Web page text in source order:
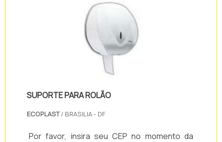
a tampa.A Ecoplast fornece o prod.
SUPORTE PARA ROLÃO
ECOPLAST/ BRASILIA - DF
Por favor, insira seu CEP no momento da